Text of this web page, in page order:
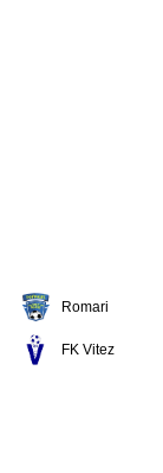
Romari
FK Vitez